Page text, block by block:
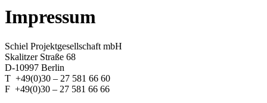
Impressum
Schiel Projektgesellschaft mbH
Skalitzer Straße 68
D-10997 Berlin
T +49(0)30 – 27 581 66 60
F +49(0)30 – 27 581 66 66